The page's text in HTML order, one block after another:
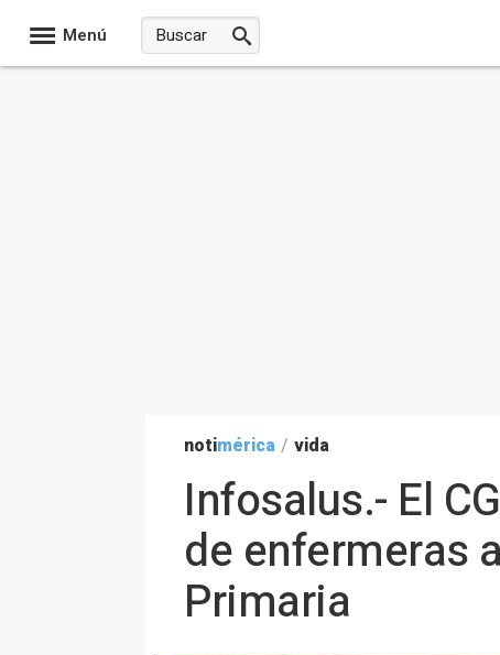
Menú
notimérica / vida
Infosalus.- El
de enfermeras
Primaria